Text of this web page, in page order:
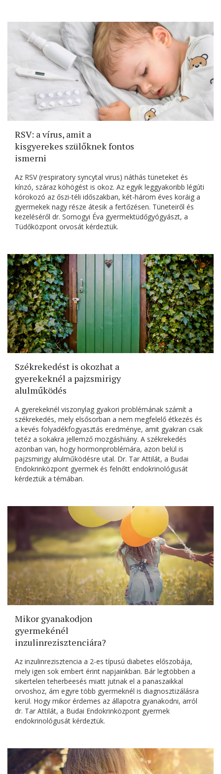
RSV: a vírus, amit a
kisgyerekes szülőknek fontos
ismerni
Az RSV (respiratory syncytal virus) náthás tüneteket és
kínzó, száraz köhögést is okoz. Az egyik leggyakoribb légúti
kórokozó az őszi-téli időszakban, két-három éves koráig a
gyermekek nagy része átesik a fertőzésen. Tüneteiről és
kezeléséről dr. Somogyi Éva gyermektüdőgyógyászt, a
Tüdőközpont orvosát kérdeztük.
Székrekedést is okozhat a
gyerekeknél a pajzsmirigy
alulműködés
A gyerekeknél viszonylag gyakori problémának számít a
székrekedés, mely elsősorban a nem megfelelő étkezés és
a kevés folyadékfogyasztás eredménye, amit gyakran csak
tetéz a sokakra jellemző mozgáshiány. A székrekedés
azonban van, hogy hormonproblémára, azon belül is
pajzsmirigy alulműködésre utal. Dr. Tar Attilát, a Budai
Endokrinközpont gyermek és felnőtt endokrinológusát
kérdeztük a témában.
Mikor gyanakodjon
gyermekénél
inzulinrezisztenciára?
Az inzulinrezisztencia a 2-es típusú diabetes előszobája,
mely igen sok embert érint napjainkban. Bár legtöbben a
sikertelen teherbeesés miatt jutnak el a panaszaikkal
orvoshoz, ám egyre több gyermeknél is diagnosztizálásra
kerül. Hogy mikor érdemes az állapotra gyanakodni, arról
dr. Tar Attilát, a Budai Endokrinközpont gyermek
endokrinológusát kérdeztük.